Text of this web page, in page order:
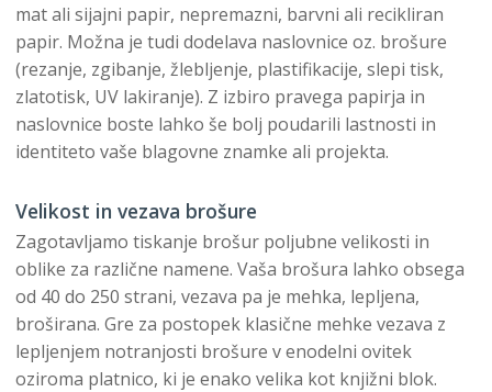
mat ali sijajni papir, nepremazni, barvni ali recikliran
papir. Možna je tudi dodelava naslovnice oz. brošure
(rezanje, zgibanje, žlebljenje, plastifikacije, slepi tisk,
zlatotisk, UV lakiranje). Z izbiro pravega papirja in
naslovnice boste lahko še bolj poudarili lastnosti in
identiteto vaše blagovne znamke ali projekta.
Velikost in vezava brošure
Zagotavljamo tiskanje brošur poljubne velikosti in
oblike za različne namene. Vaša brošura lahko obsega
od 40 do 250 strani, vezava pa je mehka, lepljena,
broširana. Gre za postopek klasične mehke vezava z
lepljenjem notranjosti brošure v enodelni ovitek
oziroma platnico, ki je enako velika kot knjižni blok.